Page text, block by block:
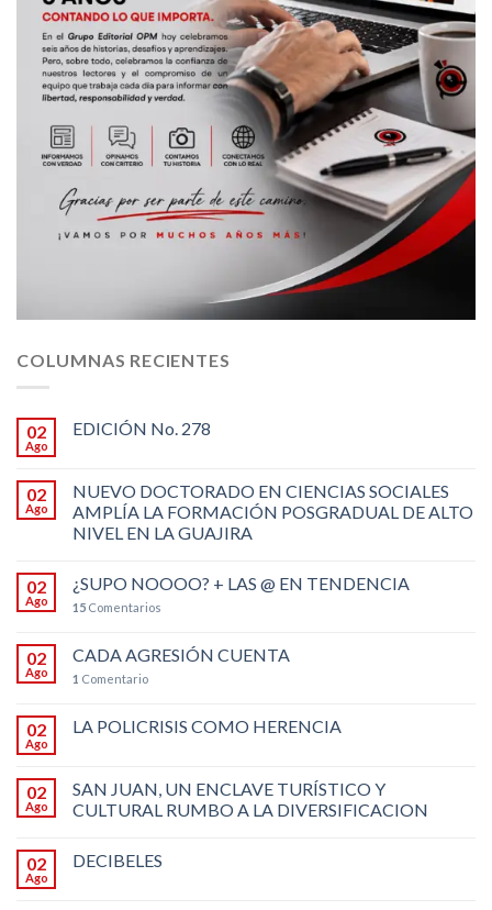
COLUMNAS RECIENTES
02
Ago
EDICIÓN No. 278
02
Ago
NUEVO DOCTORADO EN CIENCIAS SOCIALES
AMPLÍA LA FORMACIÓN POSGRADUAL DE ALTO
NIVEL EN LA GUAJIRA
02
Ago
¿SUPO NOOOO? + LAS @ EN TENDENCIA
15 Comentarios
02
Ago
CADA AGRESIÓN CUENTA
1 Comentario
02
Ago
LA POLICRISIS COMO HERENCIA
02
Ago
SAN JUAN, UN ENCLAVE TURÍSTICO Y
CULTURAL RUMBO A LA DIVERSIFICACION
02
Ago
DECIBELES